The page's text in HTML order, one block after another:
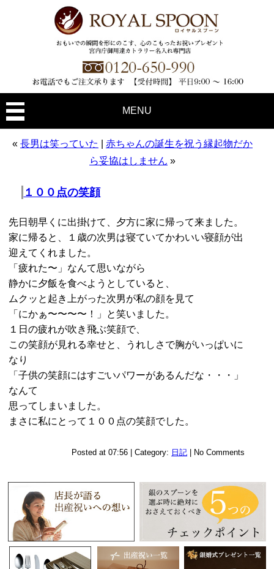
MENU
«長男は笑っていた |赤ちゃんの誕生を祝う縁起物だか
ら妥協はしません »
１００点の笑顔
先日朝早くに出掛けて、夕方に家に帰って来ました。
家に帰ると、１歳の次男は寝ていてかわいい寝顔が出
迎えてくれました。
「疲れた〜」なんて思いながら
静かに夕飯を食べようとしていると、
ムクッと起き上がった次男が私の顔を見て
「にかぁ〜〜〜〜！」と笑いました。
１日の疲れが吹き飛ぶ笑顔で、
この笑顔が見れる幸せと、うれしさで胸がいっぱいに
なり
「子供の笑顔にはすごいパワーがあるんだな・・・」
なんて
思ってしまいました。
まさに私にとって１００点の笑顔でした。
Posted at 07:56 | Category: 日記 | No Comments